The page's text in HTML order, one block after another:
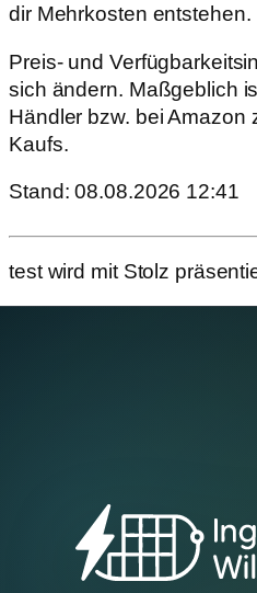
dir Mehrkosten entstehen.
Preis- und
sich ändern. Maßgeblich
Händler bzw. bei Amazon
Kaufs.
Stand: 08.08.2026 12:41
test wird mit Stolz